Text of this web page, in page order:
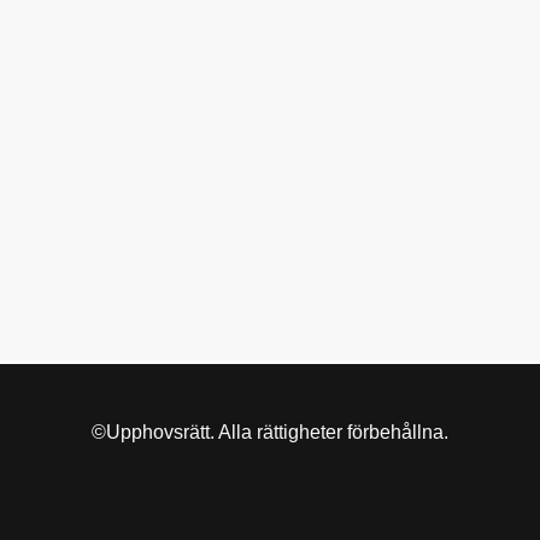
©Upphovsrätt. Alla rättigheter förbehållna.